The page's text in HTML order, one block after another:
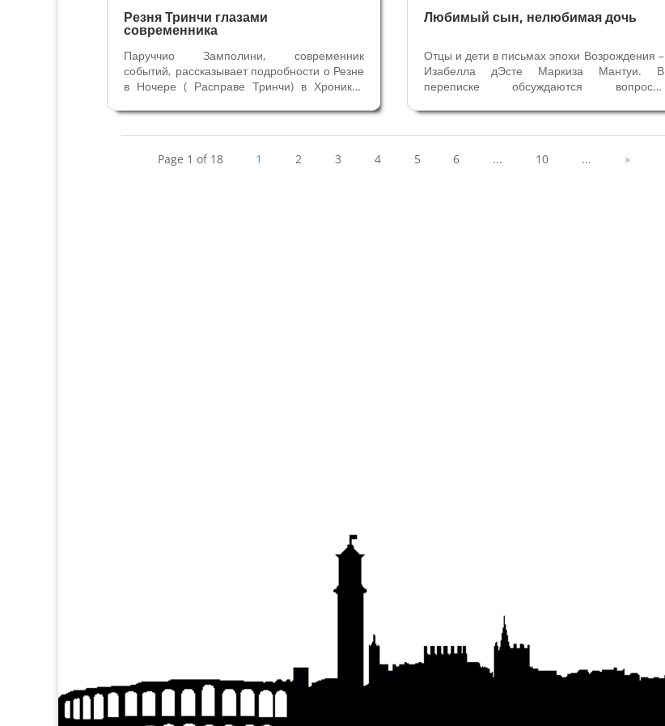
Резня Тринчи глазами
современника
Паруччио Замполини, современник
событий, рассказывает подробности о Резне
в Ночере ( Расправе Тринчи) в Хрониках
- кровавое преступление. В то время когда
Синьором Фолиньо был Коррадо 2 Тринчи
Любимый сын, нелюбимая дочь
Отцы и дети в письмах эпохи Возрождения –
Изабелла дЭсте Маркиза Мантуи. В
переписке обсуждаются вопросы,
событий более или менее известных
личностей. Письма писали не только для
Page 1 of 18 1 2 3 4 5 6 ... 10 ... »